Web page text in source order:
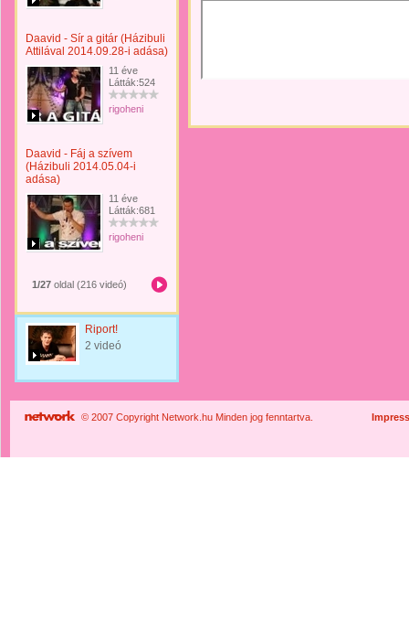
Daavid - Sír a gitár (Házibuli
Attilával 2014.09.28-i adása)
11 éve
Látták:524
rigoheni
Daavid - Fáj a szívem
(Házibuli 2014.05.04-i
adása)
11 éve
Látták:681
rigoheni
1/27 oldal (216 videó)
Riport!
2 videó
© 2007 Copyright Network.hu Minden jog fenntartva.